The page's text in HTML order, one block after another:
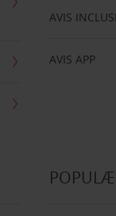
AVIS
AVIS APP